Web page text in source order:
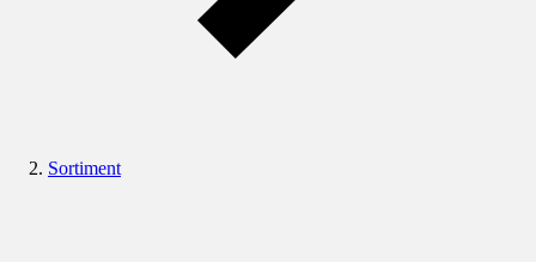
Sortiment